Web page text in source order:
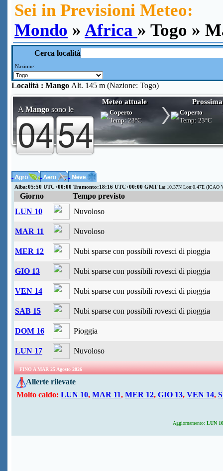
Sei in Previsioni Meteo:
Mondo » Africa » Togo »
Cerca località
Nazione:
Località : Mango Alt. 145 m (Nazione: Togo)
A Mangosono le
Meteo attuale
Coperto
Temp:23°C
Coperto
Temp: 23°C
Alba:05:50 UTC+00:00 Tramonto:18:16 UTC+00:00 GMTLat:10.37N Lon:0.47E (ICAO
Giorno
Tempo previsto
LUN 10
Nuvoloso
MAR 11 Nuvoloso
MER 12 Nubi sparse con possibili rovesci di pioggia
GIO 13 Nubi sparse con possibili rovesci di pioggia
VEN 14 Nubi sparse con possibili rovesci di pioggia
SAB 15 Nubi sparse con possibili rovesci di pioggia
DOM 16 Pioggia
LUN 17 Nuvoloso
FINO A MAR 25 Agosto 2026
Allerte rilevate
Molto caldo: LUN 10, MAR 11, MER 12, GIO 13, VEN 14,
Aggiornamento: LUN